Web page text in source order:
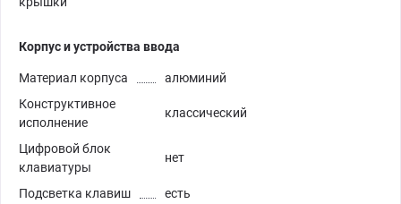
Корпус и устройства ввода
Материал корпуса
алюминий
Конструктивное
исполнение
классический
Цифровой блок
клавиатуры
нет
Подсветка клавиш есть